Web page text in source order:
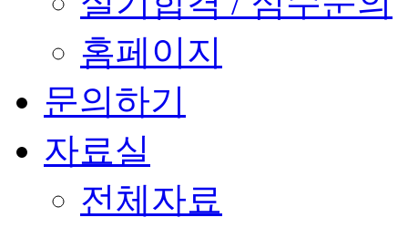
홈페이지
문의하기
자료실
전체자료